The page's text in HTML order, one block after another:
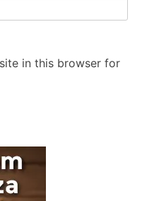
in this browser for